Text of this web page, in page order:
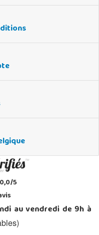
0,0/5
au vendredi de 9h à